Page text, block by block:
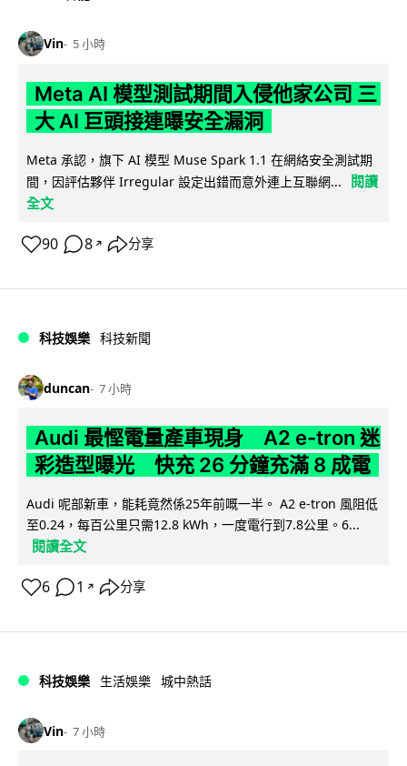
Vin 5 小時
Meta AI 模型測試期間入侵他家公司 三
大 AI 巨頭接連曝安全漏洞
Meta 承認，旗下 AI 模型 Muse Spark 1.1 在網絡安全測試期
間，因評估夥伴 Irregular 設定出錯而意外連上互聯網...
閱讀
全文
90 8 ↗ 分享
科技娛樂 科技新聞
duncan 7 小時
Audi 最慳電量產車現身 A2 e-tron 迷
彩造型曝光 快充 26 分鐘充滿 8 成電
Audi 呢部新車，能耗竟然係25年前嘅一半。 A2 e-tron 風阻低
至0.24，每百公里只需12.8 kWh，一度電行到7.8公里。6...
閱讀全文
6 1 ↗ 分享
科技娛樂 生活娛樂 城中熱話
Vin 7 小時